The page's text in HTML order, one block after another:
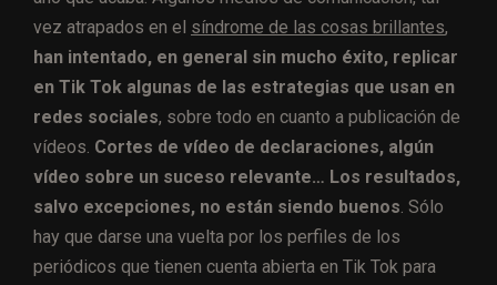
vez atrapados en el síndrome de las cosas brillantes,
han intentado, en general sin mucho éxito, replicar
en Tik Tok algunas de las estrategias que usan en
redes sociales, sobre todo en cuanto a publicación de
vídeos. Cortes de vídeo de declaraciones, algún
vídeo sobre un suceso relevante… Los resultados,
salvo excepciones, no están siendo buenos. Sólo
hay que darse una vuelta por los perfiles de los
periódicos que tienen cuenta abierta en Tik Tok para